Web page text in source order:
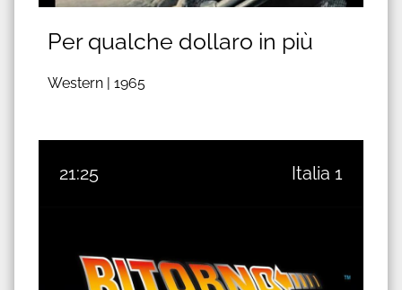
Per qualche dollaro in più
Western | 1965
21:25 Italia 1